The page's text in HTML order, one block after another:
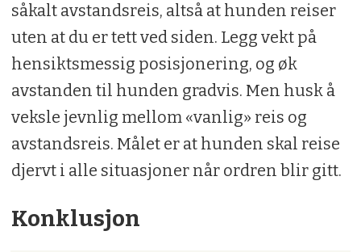
såkalt avstandsreis, altså at hunden reiser
uten at du er tett ved siden. Legg vekt på
hensiktsmessig posisjonering, og øk
avstanden til hunden gradvis. Men husk å
veksle jevnlig mellom «vanlig» reis og
avstandsreis. Målet er at hunden skal reise
djervt i alle situasjoner når ordren blir gitt.
Konklusjon